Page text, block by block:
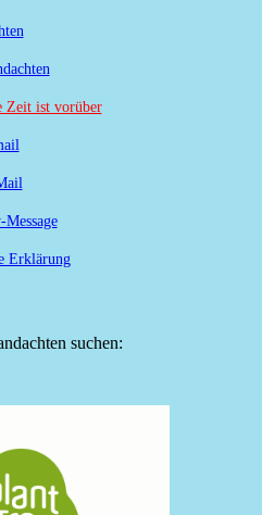
Zeit ist vorüber
Erklärung
suchen: